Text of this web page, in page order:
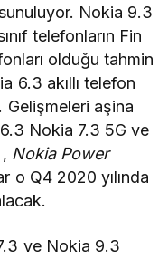
Nokia 9.3
telefonların Fin
olduğu tahmin
6.3 akıllı telefon
Gelişmeleri aşina
Nokia 7.3 5G ve
, Nokia Power
o Q4 2020 yılında
.
ve Nokia 9.3